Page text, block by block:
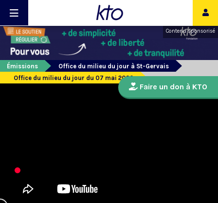
Contenu sponsorisé
Émissions
Office du milieu du jour à St-Gervais
Office du milieu du jour du 07 mai 2020
Faire un don à KTO